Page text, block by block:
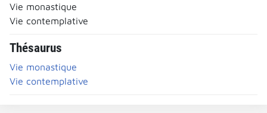
Vie monastique
Vie contemplative
Thésaurus
Vie monastique
Vie contemplative